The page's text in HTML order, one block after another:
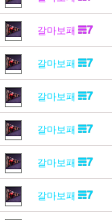
갈마보패
갈마보패
갈마보패
갈마보패
갈마보패
갈마보패